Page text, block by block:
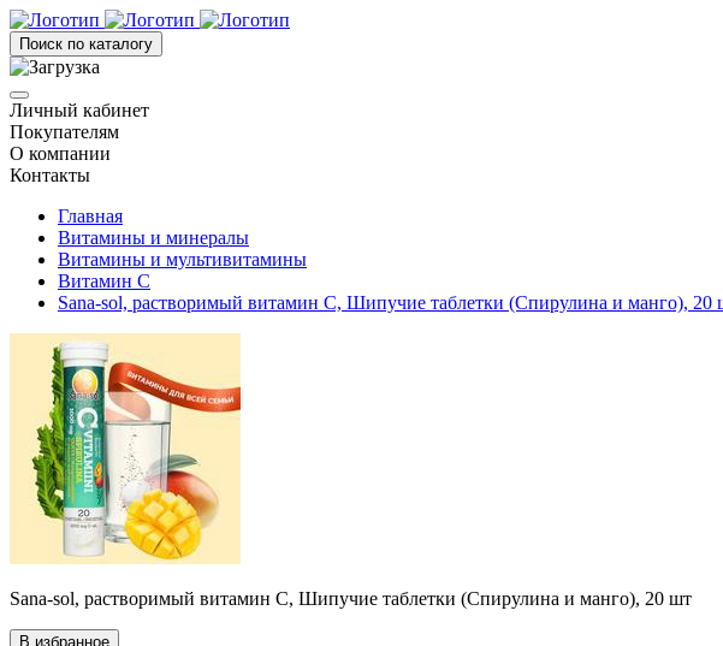
Поиск по каталогу
Личный кабинет
Покупателям
О компании
Контакты
Главная
Витамины и минералы
Витамины и мультивитамины
Витамин С
Sana-sol, растворимый витамин C, Шипучие таблетки (Спирулина и манго), 20
Sana-sol, растворимый витамин C, Шипучие таблетки (Спирулина и манго), 20 шт
В избранное